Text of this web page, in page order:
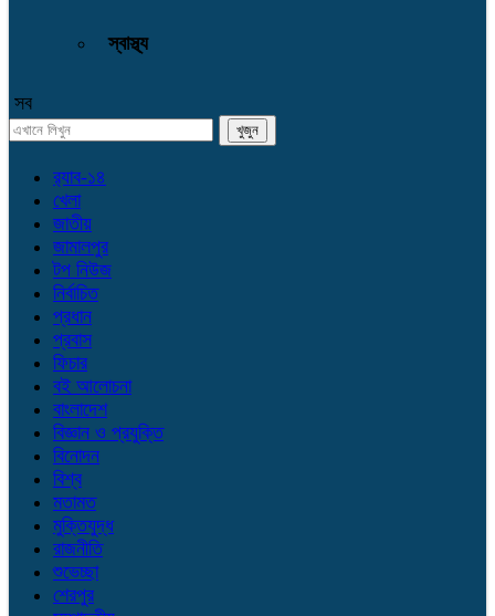
স্বাস্থ্য
সব
র‌্যাব-১৪
খেলা
জাতীয়
জামালপুর
টপ নিউজ
নির্বাচিত
প্রধান
প্রবাস
ফিচার
বই আলোচনা
বাংলাদেশ
বিজ্ঞান ও প্রযুক্তি
বিনোদন
বিশ্ব
মতামত
মুক্তিযুদ্ধ
রাজনীতি
শুভেচ্ছা
শেরপুর